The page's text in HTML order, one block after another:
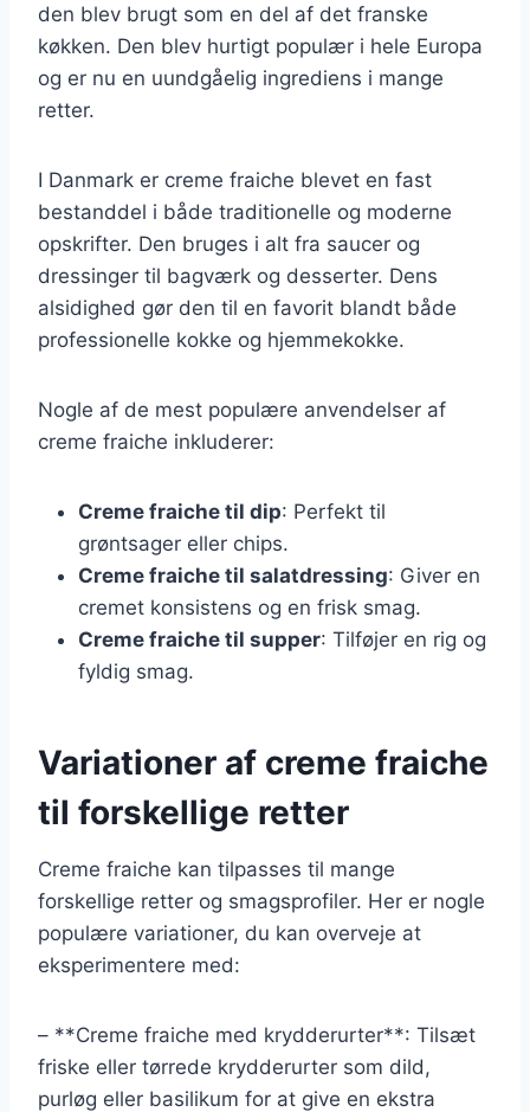
den blev brugt som en del af det franske
køkken. Den blev hurtigt populær i hele Europa
og er nu en uundgåelig ingrediens i mange
retter.
I Danmark er creme fraiche blevet en fast
bestanddel i både traditionelle og moderne
opskrifter. Den bruges i alt fra saucer og
dressinger til bagværk og desserter. Dens
alsidighed gør den til en favorit blandt både
professionelle kokke og hjemmekokke.
Nogle af de mest populære anvendelser af
creme fraiche inkluderer:
Creme fraiche til dip: Perfekt til
grøntsager eller chips.
Creme fraiche til salatdressing: Giver en
cremet konsistens og en frisk smag.
Creme fraiche til supper: Tilføjer en rig og
fyldig smag.
Variationer af creme fraiche
til forskellige retter
Creme fraiche kan tilpasses til mange
forskellige retter og smagsprofiler. Her er nogle
populære variationer, du kan overveje at
eksperimentere med:
– **Creme fraiche med krydderurter**: Tilsæt
friske eller tørrede krydderurter som dild,
purløg eller basilikum for at give en ekstra